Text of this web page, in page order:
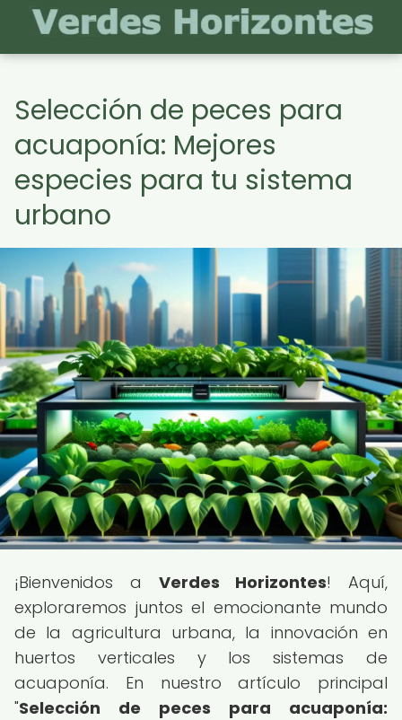
Selección de peces para
acuaponía: Mejores
especies para tu sistema
urbano
¡Bienvenidos a Verdes Horizontes! Aquí,
exploraremos juntos el emocionante mundo
de la agricultura urbana, la innovación en
huertos verticales y los sistemas de
acuaponía. En nuestro artículo principal
"Selección de peces para acuaponía: